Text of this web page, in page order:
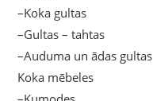
–Koka gultas
–Gultas – tahtas
–Auduma un ādas gultas
Koka mēbeles